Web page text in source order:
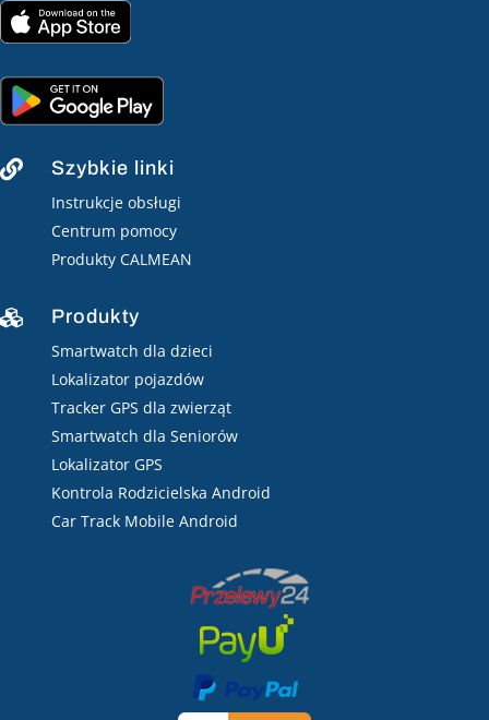
 Szybkie linki
Instrukcje obsługi
Centrum pomocy
Produkty CALMEAN
 Produkty
Smartwatch dla dzieci
Lokalizator pojazdów
Tracker GPS dla zwierząt
Smartwatch dla Seniorów
Lokalizator GPS
Kontrola Rodzicielska Android
Car Track Mobile Android